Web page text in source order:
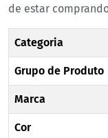
de estar
Categoria
Grupo de Produto
Marca
Cor